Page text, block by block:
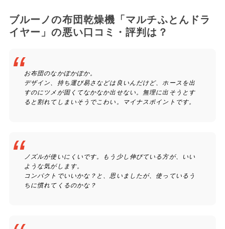
ブルーノの布団乾燥機「マルチふとんドラ
イヤー」の悪い口コミ・評判は？
お布団のなかぽかぽか。
デザイン、持ち運び易さなどは良いんだけど、ホースを出
すのにツメが固くてなかなか出せない。無理に出そうとす
ると割れてしまいそうでこわい。マイナスポイントです。
ノズルが使いにくいです。もう少し伸びている方が、いい
ような気がします。
コンパクトでいいかな？と、思いましたが、使っているう
ちに慣れてくるのかな？